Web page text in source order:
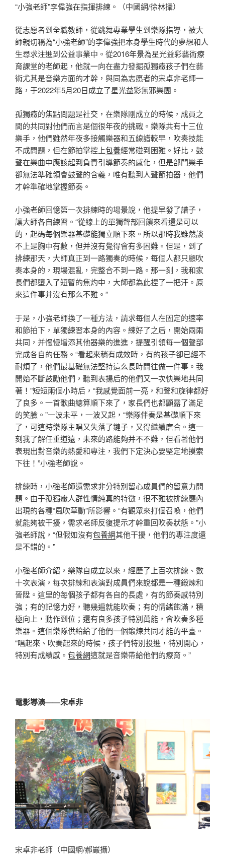
“小強老師”李偉強在指揮排練。（中國網/徐林攝）
從志愿者到全職教師，從跳舞專業學生到樂隊指導，被大
師親切稱為“小強老師”的李偉強把本身學生時代的夢想和人
生尋求注進到公益事業中。從2016年景為星光益彩藝術療
育課堂的老師起，他就一向在盡力發掘孤獨癥孩子們在藝
術尤其是音樂方面的才幹，與同為志愿者的宋卓非老師一
路，于2022年5月20日成立了星光益彩無邪樂團。
孤獨癥的焦點問題是社交，在樂隊剛成立的時候，成員之
間的共同對他們而言是個很年夜的挑戰。樂隊共有十三位
樂手，他們雖然年夜多接觸樂器和五線譜較早，吹奏技能
不成問題，但在節拍掌控上包養經常碰到困難。好比，鼓
聲在樂曲中應該起到負責引導節奏的感化，但是部門樂手
卻無法準確領會鼓聲的含義，唯有聽到人聲節拍器，他們
才幹準確地掌握節奏。
小強老師回憶第一次排練時的場景說，他提早發了譜子，
讓大師各自練習。“從線上的單獨聲部回饋來看還是可以
的，起碼每個樂器基礎能獨立順下來。所以那時我雖然談
不上是胸中有數，但并沒有覺得會有多困難。但是，到了
排練那天，大師真正到一路獨奏的時候，每個人都只顧吹
奏本身的，現場混亂，完整合不到一路。那一刻，我和家
長們都墮入了短暫的焦灼中，大師都為此捏了一把汗。原
來這件事并沒有那么不難。”
于是，小強老師換了一種方法，請求每個人在固定的速率
和節拍下，單獨練習本身的內容。練好了之后，開始兩兩
共同，并慢慢增添其他器樂的進進，提醒引領每一個聲部
完成各自的任務。“看起來稍有成效時，有的孩子卻已經不
耐煩了，他們最基礎無法堅持這么長時間往做一件事。我
開始不斷鼓勵他們，聽到表揚后的他們又一次快樂地共同
著！”短短兩個小時后，“我感覺面前一亮，和聲和旋律都好
了良多。一首歌曲總算順下來了，家長們也都顯露了滿足
的笑臉。”一波未平，一波又起，“樂隊伴奏是基礎順下來
了，可這時樂隊主唱又失落了鏈子，又得繼續磨合。這一
刻我了解任重道遠，未來的路能夠并不不難，但看著他們
表現出對音樂的熱愛和專注，我們下定決心要堅定地摸索
下往！”小強老師說。
排練時，小強老師還需求非分特別留心成員們的留意力問
題。由于孤獨癥人群性情純真的特徵，很不難被排練廳內
出現的各種“風吹草動”所影響。“有觀眾來打個召喚，他們
就能夠被干擾，需求老師反復提示才幹重回吹奏狀態。”小
強老師說，“但假如沒有包養網其他干擾，他們的專注度還
是不錯的。”
小強老師介紹，樂隊自成立以來，經歷了上百次排練、數
十次表演，每次排練和表演對成員們來說都是一種鍛煉和
晉陞。這里的每個孩子都有各自的長處，有的節奏感特別
強；有的記憶力好，聽幾遍就能吹奏；有的情緒飽滿，積
極向上，動作到位；還有良多孩子特別萬能，會吹奏多種
樂器。這個樂隊供給給了他們一個鍛煉共同才能的平臺。
“唱起來、吹奏起來的時候，孩子們特別投進，特別開心，
特別有成績感。 包養網這就是音樂帶給他們的療育。”
電影導演——宋卓非
宋卓非老師（中國網/郝巖攝）